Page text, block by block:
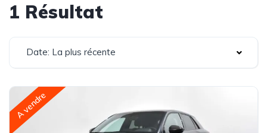
1 Résultat
Date: La plus récente
A vendre